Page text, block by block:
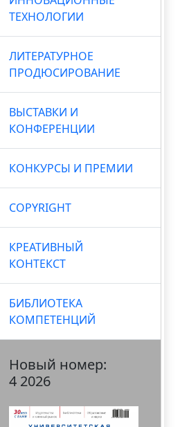
ТЕХНОЛОГИИ
ЛИТЕРАТУРНОЕ
ПРОДЮСИРОВАНИЕ
ВЫСТАВКИ И
КОНФЕРЕНЦИИ
КОНКУРСЫ И ПРЕМИИ
COPYRIGHT
КРЕАТИВНЫЙ
КОНТЕКСТ
БИБЛИОТЕКА
КОМПЕТЕНЦИЙ
Новый номер:
4 2026